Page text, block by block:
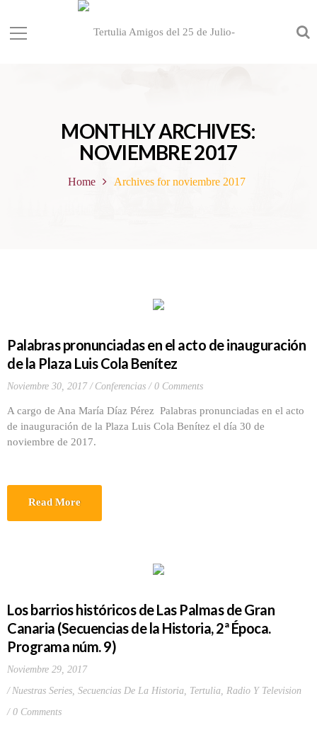
MONTHLY ARCHIVES:
NOVIEMBRE 2017
Home Archives for noviembre 2017
Palabras pronunciadas en el acto de inauguración
de la Plaza Luis Cola Benítez
Noviembre 30, 2017 Conferencias 0 Comments
A cargo de Ana María Díaz Pérez Palabras pronunciadas en el acto
de inauguración de la Plaza Luis Cola Benítez el día 30 de
noviembre de 2017.
Read More
Los barrios históricos de Las Palmas de Gran
Canaria (Secuencias de la Historia, 2ª Época.
Programa núm. 9)
Noviembre 29, 2017
Nuestras Series, Secuencias De La Historia, Tertulia, Radio Y Television
0 Comments